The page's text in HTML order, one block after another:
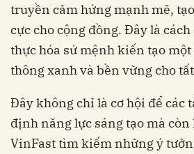
truyền cảm hứng mạnh mẽ,
cực cho cộng đồng. Đây là
thực hóa sứ mệnh kiến tạo
thông xanh và bền vững cho
Đây không chỉ là cơ hội để các
định năng lực sáng tạo mà còn
VinFast tìm kiếm những ý